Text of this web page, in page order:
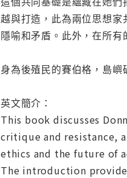
越與打造，此為兩位思想
隱喻和矛盾。此外，在所
身為後殖民的賽伯格，島嶼
英文簡介：
This book discusses
critique and resistance,
ethics and the future of
The introduction